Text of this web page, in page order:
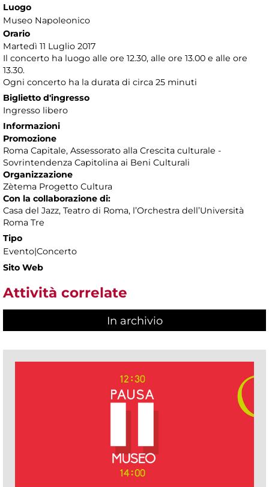
Luogo
Museo Napoleonico
Orario
Martedì 11 Luglio 2017
Il concerto ha luogo alle ore 12.30, alle ore 13.00 e alle ore
13.30.
Ogni concerto ha la durata di circa 25 minuti
Biglietto d'ingresso
Ingresso libero
Informazioni
Promozione
Roma Capitale, Assessorato alla Crescita culturale -
Sovrintendenza Capitolina ai Beni Culturali
Organizzazione
Zètema Progetto Cultura
Con la collaborazione di:
Casa del Jazz, Teatro di Roma, l’Orchestra dell’Università
Roma Tre
Tipo
Evento|Concerto
Sito Web
Attività correlate
In archivio